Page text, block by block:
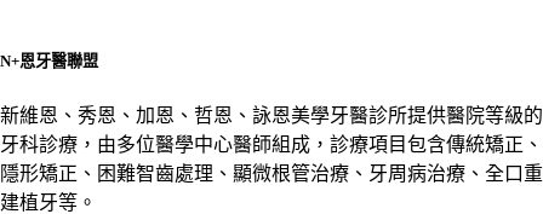
N+恩牙醫聯盟
新維恩、秀恩、加恩、哲恩、詠恩美學牙醫診所提供醫院等級的
牙科診療，由多位醫學中心醫師組成，診療項目包含傳統矯正、
隱形矯正、困難智齒處理、顯微根管治療、牙周病治療、全口重
建植牙等。